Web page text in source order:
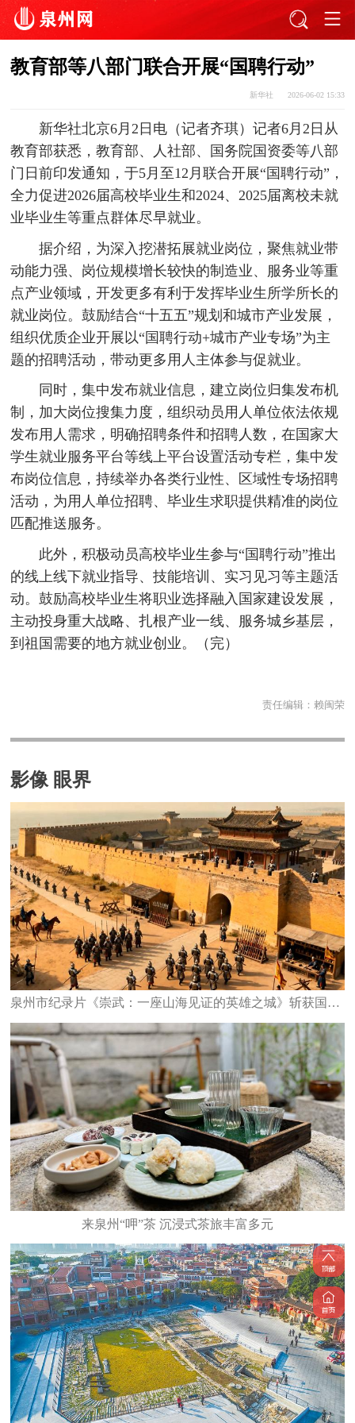
教育部等八部门联合开展“国聘行动”
新华社 2026-06-02 15:33
新华社北京6月2日电（记者齐琪）记者6月2日从
教育部获悉，教育部、人社部、国务院国资委等八部
门日前印发通知，于5月至12月联合开展“国聘行动”，
全力促进2026届高校毕业生和2024、2025届离校未就
业毕业生等重点群体尽早就业。
据介绍，为深入挖潜拓展就业岗位，聚焦就业带
动能力强、岗位规模增长较快的制造业、服务业等重
点产业领域，开发更多有利于发挥毕业生所学所长的
就业岗位。鼓励结合“十五五”规划和城市产业发展，
组织优质企业开展以“国聘行动+城市产业专场”为主
题的招聘活动，带动更多用人主体参与促就业。
同时，集中发布就业信息，建立岗位归集发布机
制，加大岗位搜集力度，组织动员用人单位依法依规
发布用人需求，明确招聘条件和招聘人数，在国家大
学生就业服务平台等线上平台设置活动专栏，集中发
布岗位信息，持续举办各类行业性、区域性专场招聘
活动，为用人单位招聘、毕业生求职提供精准的岗位
匹配推送服务。
此外，积极动员高校毕业生参与“国聘行动”推出
的线上线下就业指导、技能培训、实习见习等主题活
动。鼓励高校毕业生将职业选择融入国家建设发展，
主动投身重大战略、扎根产业一线、服务城乡基层，
到祖国需要的地方就业创业。（完）
责任编辑： 赖闽荣
影像 眼界
泉州市纪录片《崇武：一座山海见证的英雄之城》斩获国家级大奖
来泉州“呷”茶 沉浸式茶旅丰富多元